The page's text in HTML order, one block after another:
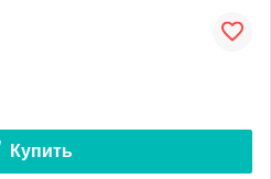
Купить